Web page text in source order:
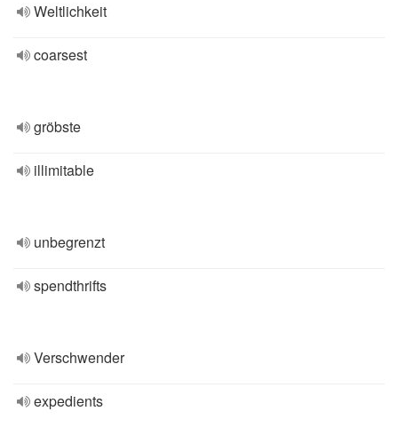
Weltlichkeit
coarsest
gröbste
illimitable
unbegrenzt
spendthrifts
Verschwender
expedients